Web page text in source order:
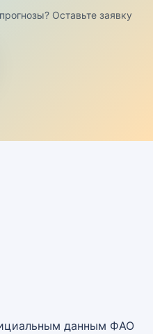
Оставьте заявку
данным ФАО